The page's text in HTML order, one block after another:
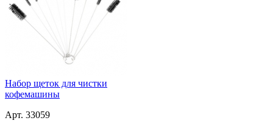
Набор щеток для чистки
кофемашины
Арт. 33059